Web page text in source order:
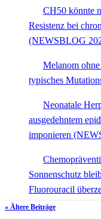
CH50 könnte
Resistenz bei
(NEWSBLOG
Melanom
typisches
Neonatale
ausgedehntem
imponieren
Sonnenschutz
Fluorouracil
« Ältere Beiträge